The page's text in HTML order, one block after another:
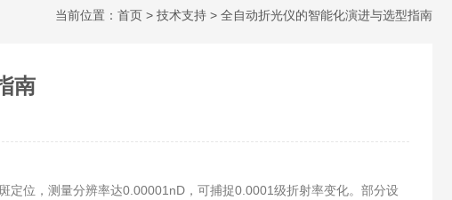
当前位置： 首页 > 技术支持 > 全自动折光仪的智能化演进与选型指南
南
位，测量分辨率达0.00001nD，可捕捉0.0001级折射率变化。部分设